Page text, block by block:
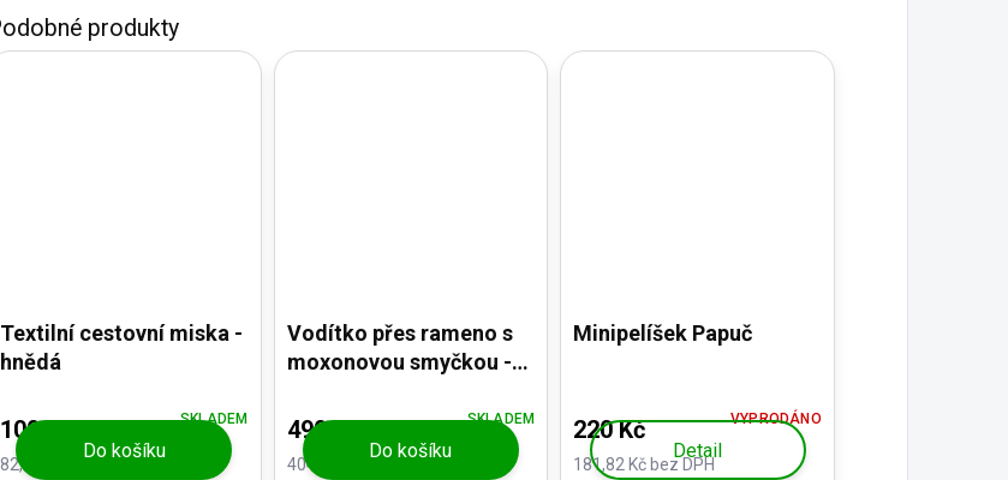
Textilní cestovní miska -
hnědá
82,64 Kč bez DPH
100 Kč SKLADEM
Do košíku
Vodítko přes rameno s
moxonovou smyčkou -
404,96 Kč bez DPH
490 Kč SKLADEM
Do košíku
Minipelíšek Papuč
181,82 Kč bez DPH
220 Kč VYPRODÁNO
Detail